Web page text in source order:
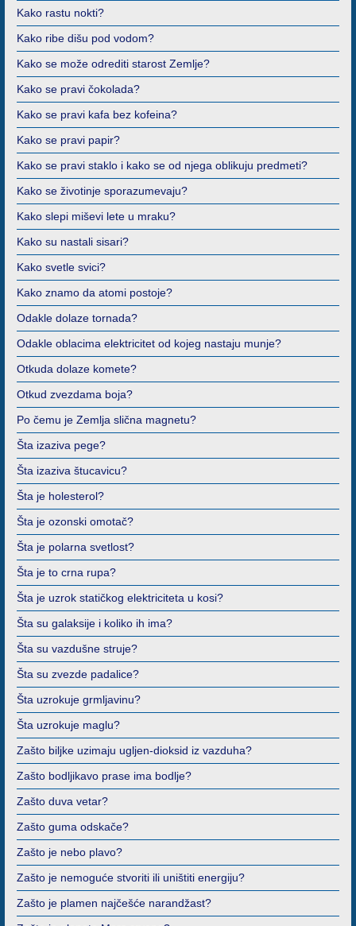
Kako rastu nokti?
Kako ribe dišu pod vodom?
Kako se može odrediti starost Zemlje?
Kako se pravi čokolada?
Kako se pravi kafa bez kofeina?
Kako se pravi papir?
Kako se pravi staklo i kako se od njega oblikuju predmeti?
Kako se životinje sporazumevaju?
Kako slepi miševi lete u mraku?
Kako su nastali sisari?
Kako svetle svici?
Kako znamo da atomi postoje?
Odakle dolaze tornada?
Odakle oblacima elektricitet od kojeg nastaju munje?
Otkuda dolaze komete?
Otkud zvezdama boja?
Po čemu je Zemlja slična magnetu?
Šta izaziva pege?
Šta izaziva štucavicu?
Šta je holesterol?
Šta je ozonski omotač?
Šta je polarna svetlost?
Šta je to crna rupa?
Šta je uzrok statičkog elektriciteta u kosi?
Šta su galaksije i koliko ih ima?
Šta su vazdušne struje?
Šta su zvezde padalice?
Šta uzrokuje grmljavinu?
Šta uzrokuje maglu?
Zašto biljke uzimaju ugljen-dioksid iz vazduha?
Zašto bodljikavo prase ima bodlje?
Zašto duva vetar?
Zašto guma odskače?
Zašto je nebo plavo?
Zašto je nemoguće stvoriti ili uništiti energiju?
Zašto je plamen najčešće narandžast?